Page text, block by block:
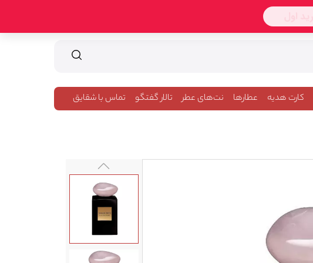
کارت هدیه عطارها نت‌های عطر تالار گفتگو تماس با شقایق